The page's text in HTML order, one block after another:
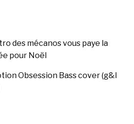
des mécanos vous paye la
pour Noël
Obsession Bass cover (g&l